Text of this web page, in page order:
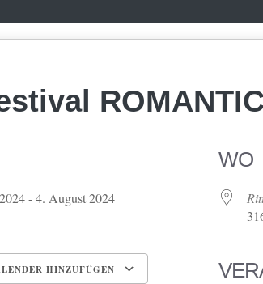
- 4. August 2024
HINZUFÜGEN
WO